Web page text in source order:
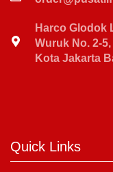
Harco Glodok
Wuruk No. 2-
Kota Jakarta
Quick Links